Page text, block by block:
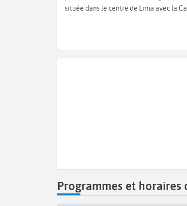
située dans le centre de Lima avec la
. Il
l’eau, qui accueille des spectacles et
, le musée d’art
est à
expose de nombreuses œuvres très
collection d'armes et d'œuvres d’art
le centre-ville de Lima et admirez
Programmes et horaires